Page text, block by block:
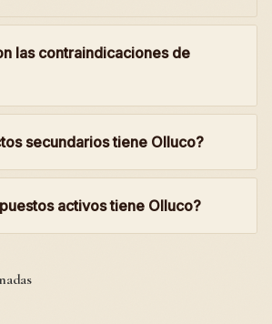
las contraindicaciones de
secundarios tiene Olluco?
activos tiene Olluco?